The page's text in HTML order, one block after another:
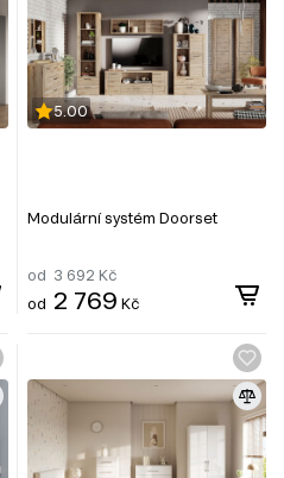
5.00
Modulární systém Doorset
od 3 692 Kč
od 2 769 Kč